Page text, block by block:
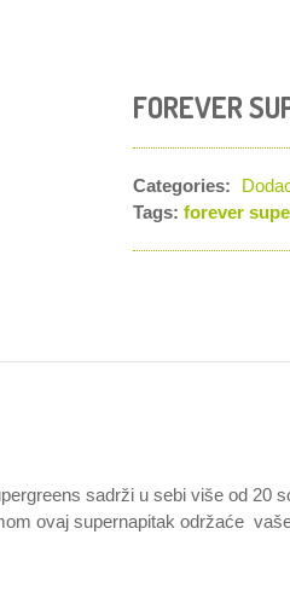
FOREVER
Categories:
Tags: forever
sadrži u sebi više od 20
ovaj supernapitak održaće